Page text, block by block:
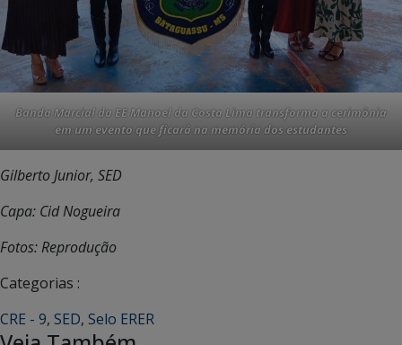
Banda Marcial da EE Manoel da Costa Lima transforma a cerimônia
em um evento que ficará na memória dos estudantes
Gilberto Junior, SED
Capa: Cid Nogueira
Fotos: Reprodução
Categorias :
CRE - 9, SED, Selo ERER